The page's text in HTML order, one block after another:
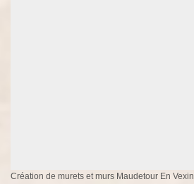
Création de murets et murs Maudetour En Vexin